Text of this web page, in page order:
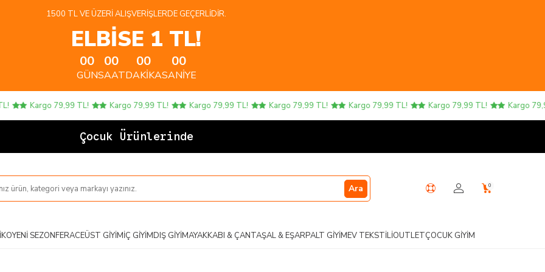
1500 TL VE ÜZERI ALIŞVERIŞLERDE GEÇERLIDIR.
ELBİSE 1 TL!
00
GÜN
00
SAAT
00
DAKIKA
00
SANIYE
Kargo 79,99 TL! Kargo 79,99 TL! Kargo 79,99 TL! Kargo 79,99 TL! Kargo 79,99 TL! Kargo 79,99 TL! Kargo 79,99
Çocuk Ürünlerinde 4 AL
Ara 0
YENI SEZONFERACEÜST GIYIMİÇ GIYIMDIŞ GIYIMAYAKKABI & ÇANTAŞAL & EŞARPALT GIYIMEV TEKSTILIOUTLETÇOCUK GIYIM